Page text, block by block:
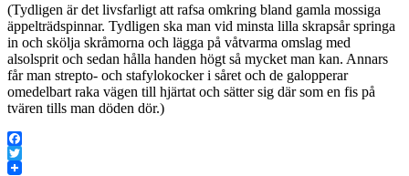
(Tydligen är det livsfarligt att rafsa omkring bland gamla mossiga
äppelträdspinnar. Tydligen ska man vid minsta lilla skrapsår springa
in och skölja skråmorna och lägga på våtvarma omslag med
alsolsprit och sedan hålla handen högt så mycket man kan. Annars
får man strepto- och stafylokocker i såret och de galopperar
omedelbart raka vägen till hjärtat och sätter sig där som en fis på
tvären tills man döden dör.)
Facebook
Twitter